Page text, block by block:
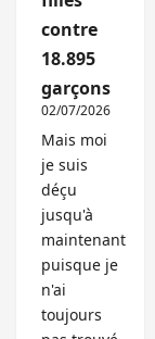
contre
18.895
garçons
02/07/2026
Mais moi
je suis
déçu
jusqu'à
maintenant
puisque je
n'ai
toujours